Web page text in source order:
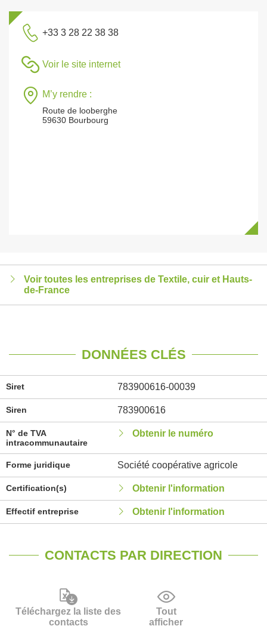
+33 3 28 22 38 38
Voir le site internet
M’y rendre :
Route de looberghe
59630 Bourbourg
Voir toutes les entreprises de Textile, cuir et Hauts-
de-France
DONNÉES CLÉS
Siret 783900616-00039
Siren 783900616
N° de TVA
intracommunautaire
Obtenir le numéro
Forme juridique Société coopérative agricole
Certification(s) Obtenir l'information
Effectif entreprise Obtenir l'information
CONTACTS PAR DIRECTION
Téléchargez la liste des
contacts
Tout
afficher